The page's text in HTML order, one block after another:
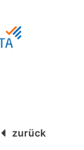
zurück